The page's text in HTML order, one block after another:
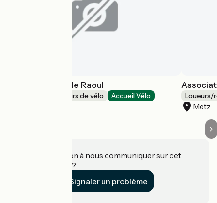
Atelier vélo Roule Raoul
Loueurs/réparateurs de vélo Accueil Vélo Loueurs/
Metz
Une information à nous communiquer sur cet
établissement ?
Signaler un problème